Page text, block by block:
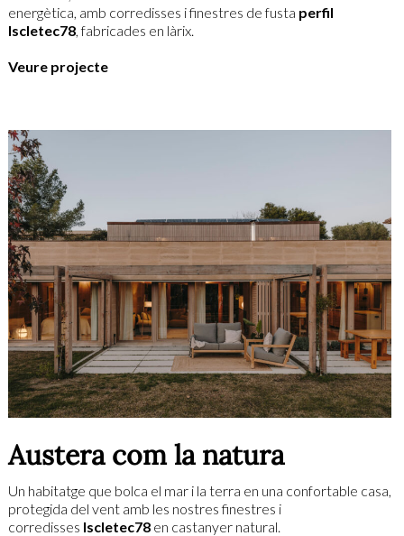
energètica, amb corredisses i finestres de fusta perfil
Iscletec78, fabricades en làrix.
Veure projecte
Austera com la natura
Un habitatge que bolca el mar i la terra en una confortable casa,
protegida del vent amb les nostres finestres i
corredisses Iscletec78 en castanyer natural.